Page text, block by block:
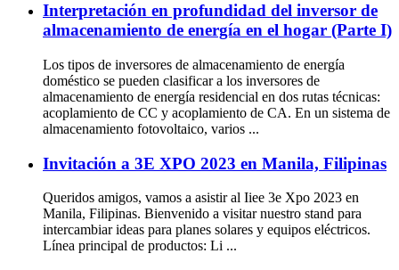
Interpretación en profundidad del inversor de
almacenamiento de energía en el hogar (Parte I)
Los tipos de inversores de almacenamiento de energía
doméstico se pueden clasificar a los inversores de
almacenamiento de energía residencial en dos rutas técnicas:
acoplamiento de CC y acoplamiento de CA. En un sistema de
almacenamiento fotovoltaico, varios ...
Invitación a 3E XPO 2023 en Manila, Filipinas
Queridos amigos, vamos a asistir al Iiee 3e Xpo 2023 en
Manila, Filipinas. Bienvenido a visitar nuestro stand para
intercambiar ideas para planes solares y equipos eléctricos.
Línea principal de productos: Li ...